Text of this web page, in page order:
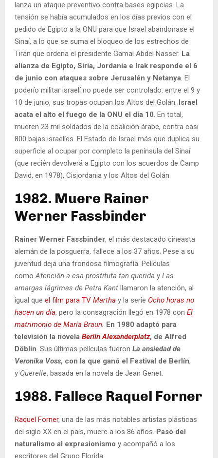
lanza un ataque preventivo contra bases egipcias. La
tensión se había acumulados en los días previos con el
pedido de Egipto a la ONU para que Israel abandonase el
Sinaí, a lo que se suma el bloqueo de los estrechos de
Tirán que ordena el presidente Gamal Abdel Nasser. La
alianza de Egipto, Siria, Jordania e Irak responde el 6
de junio con ataques sobre Jerusalén y Netanya. El
poderío militar israelí no puede ser controlado: entre el 9 y
10 de junio, sus tropas ocupan los Altos del Golán. Israel
acata el alto el fuego de la ONU el día 10. En total,
mueren 23 mil soldados de la coalición árabe, contra casi
800 bajas israelíes. El Estado de Israel más que duplica su
superficie al ocupar por completo la península del Sinaí
(que recién devolverá a Egipto con los acuerdos de Camp
David, en 1978), Cisjordania y los Altos del Golán.
1982. Muere Rainer
Werner Fassbinder
Rainer Werner Fassbinder, el más destacado cineasta
alemán de la posguerra, fallece a los 37 años. Pese a su
juventud deja una frondosa filmografía. Películas
comoAtención a esa prostituta tan querida y Las
amargas lágrimas de Petra Kant llamaron la atención, al
igual que el film para TV Martha y la serie Ocho horas no
hacen un día, pero la consagración llegó en 1978 con El
matrimonio de María Braun. En 1980 adaptó para
televisión la novela Berlín Alexanderplatz, de Alfred
Döblin. Sus últimas películas fueron La ansiedad de
Veronika Voss, con la que ganó el Festival de Berlín;
y Querelle, basada en la novela de Jean Genet.
1988. Fallece Raquel Forner
Raquel Forner, una de las más notables artistas plásticas
del siglo XX en el país, muere a los 86 años. Pasó del
naturalismo al expresionismo y acompañó a los
escritores del Grupo Florida.